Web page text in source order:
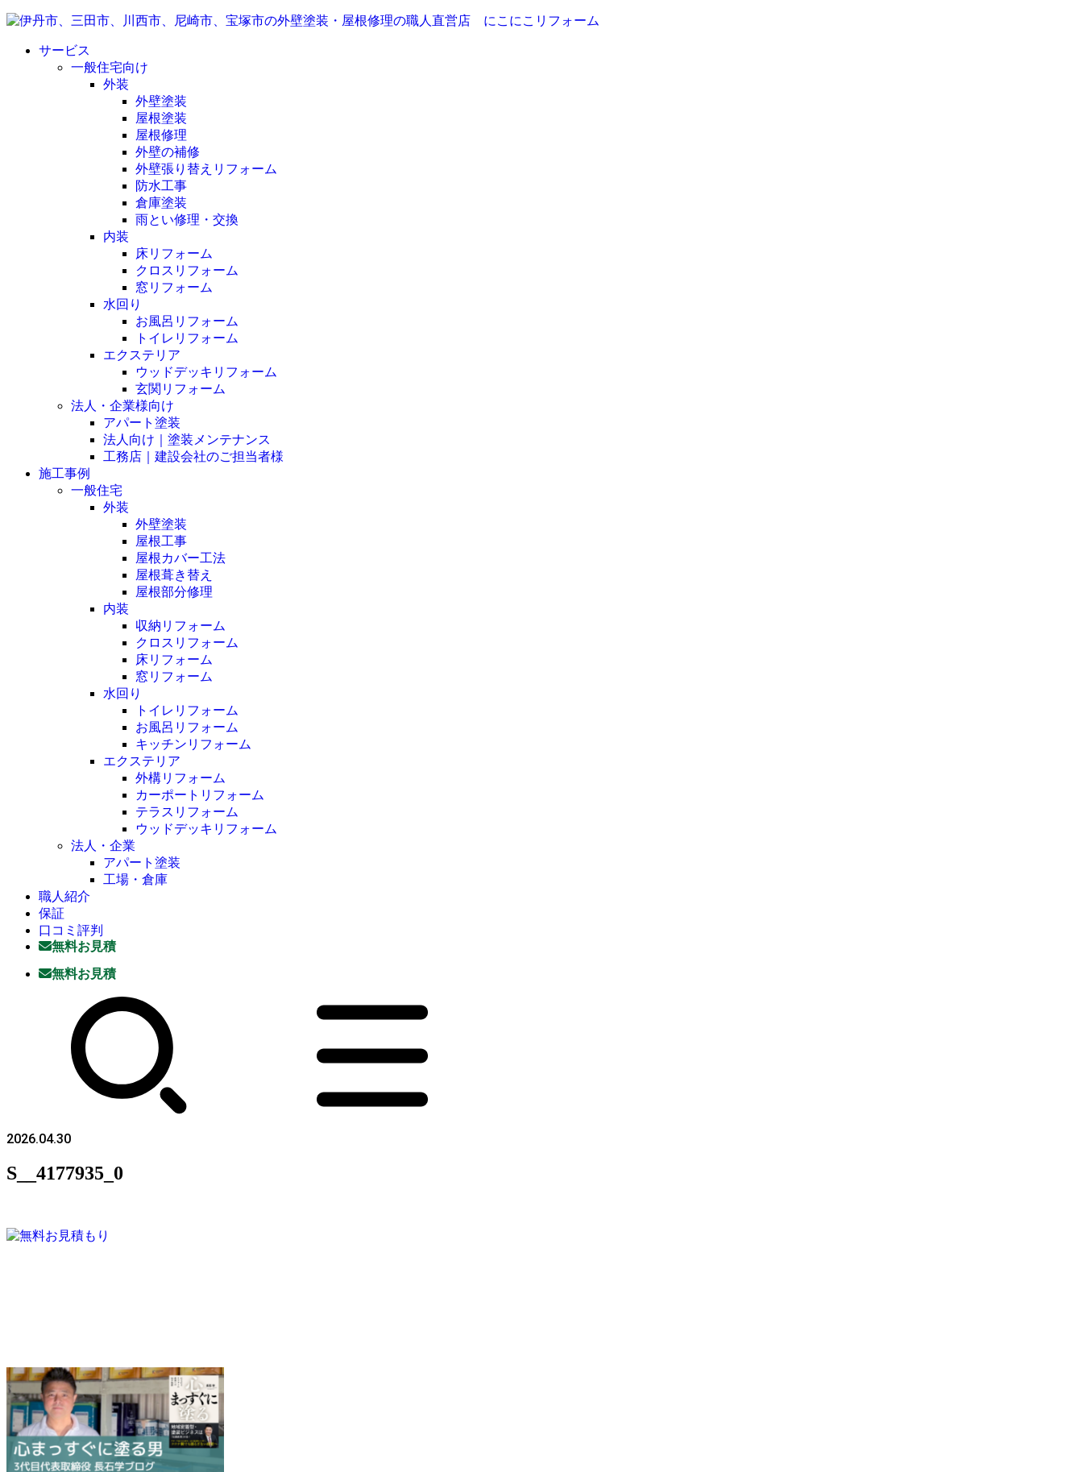
サービス
一般住宅向け
外装
外壁塗装
屋根塗装
屋根修理
外壁の補修
外壁張り替えリフォーム
防水工事
倉庫塗装
雨とい修理・交換
内装
床リフォーム
クロスリフォーム
窓リフォーム
水回り
お風呂リフォーム
トイレリフォーム
エクステリア
ウッドデッキリフォーム
玄関リフォーム
法人・企業様向け
アパート塗装
法人向け｜塗装メンテナンス
工務店｜建設会社のご担当者様
施工事例
一般住宅
外装
外壁塗装
屋根工事
屋根カバー工法
屋根葺き替え
屋根部分修理
内装
収納リフォーム
クロスリフォーム
床リフォーム
窓リフォーム
水回り
トイレリフォーム
お風呂リフォーム
キッチンリフォーム
エクステリア
外構リフォーム
カーポートリフォーム
テラスリフォーム
ウッドデッキリフォーム
法人・企業
アパート塗装
工場・倉庫
職人紹介
保証
口コミ評判
無料お見積
無料お見積
2026.04.30
S__4177935_0